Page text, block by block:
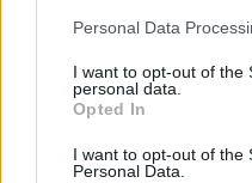
Please note that this
not limited to your visit or
grant or deny consent to
use your data for below
consent section.
Personal Data
I want to opt-out of the
personal data.
Opted In
I want to opt-out of the
Personal Data.
ଛବିର ବର୍ଣ୍ଣନା
ଏହି ମନୋରମ ଚିତ୍ରରେ, ଏକ
ଆଲୋକରେ ସ୍ନାନିତ ଯାହା